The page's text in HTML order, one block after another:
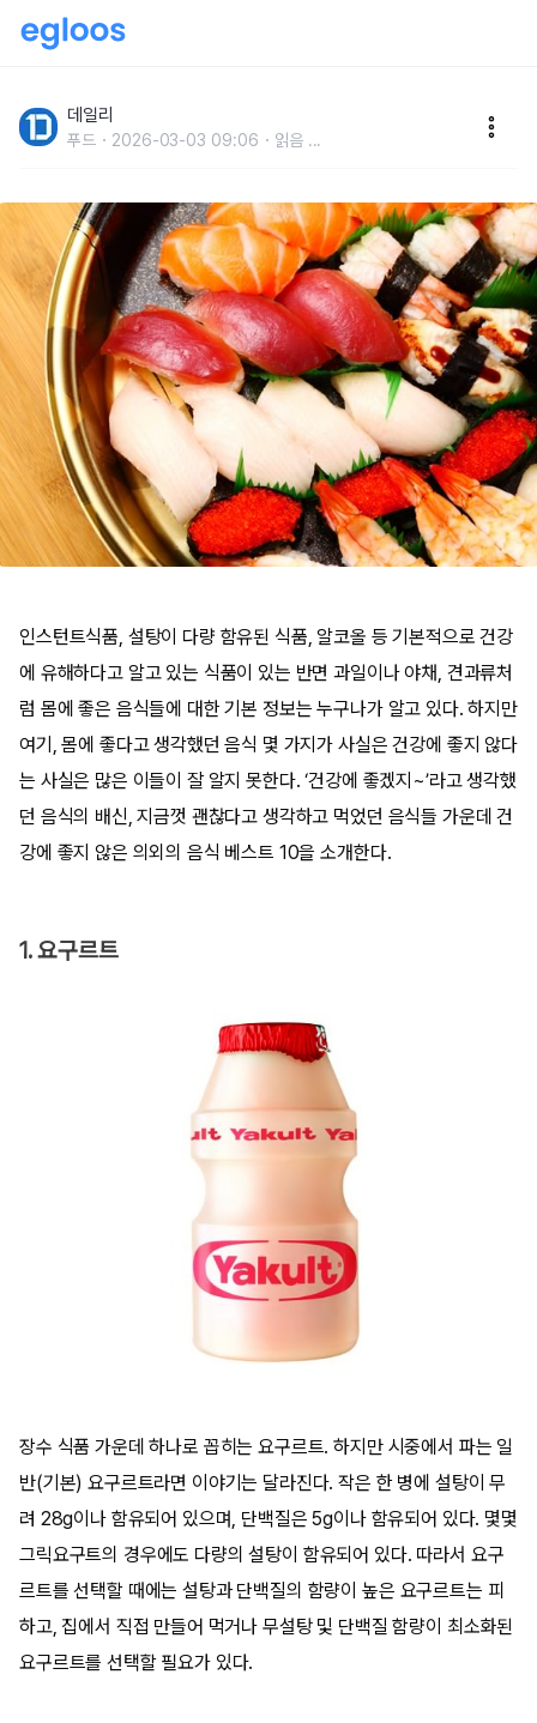
데일리
푸드 2026-03-03 09:06 읽음 ...
인스턴트식품, 설탕이 다량 함유된 식품, 알코올 등 기본적으로 건강
에 유해하다고 알고 있는 식품이 있는 반면 과일이나 야채, 견과류처
럼 몸에 좋은 음식들에 대한 기본 정보는 누구나가 알고 있다. 하지만
여기, 몸에 좋다고 생각했던 음식 몇 가지가 사실은 건강에 좋지 않다
는 사실은 많은 이들이 잘 알지 못한다. ‘건강에 좋겠지~’라고 생각했
던 음식의 배신, 지금껏 괜찮다고 생각하고 먹었던 음식들 가운데 건
강에 좋지 않은 의외의 음식 베스트 10을 소개한다.
1. 요구르트
장수 식품 가운데 하나로 꼽히는 요구르트. 하지만 시중에서 파는 일
반(기본) 요구르트라면 이야기는 달라진다. 작은 한 병에 설탕이 무
려 28g이나 함유되어 있으며, 단백질은 5g이나 함유되어 있다. 몇몇
그릭요구트의 경우에도 다량의 설탕이 함유되어 있다. 따라서 요구
르트를 선택할 때에는 설탕과 단백질의 함량이 높은 요구르트는 피
하고, 집에서 직접 만들어 먹거나 무설탕 및 단백질 함량이 최소화된
요구르트를 선택할 필요가 있다.